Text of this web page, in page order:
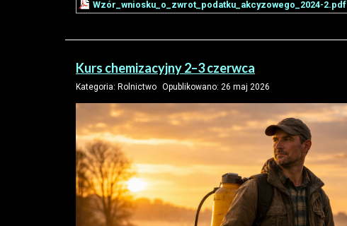
Wzór_wniosku_o_zwrot_podatku_akcyzowego_2024-2.pdf
Kurs chemizacyjny 2–3 czerwca
Kategoria: Rolnictwo Opublikowano: 26 maj 2026